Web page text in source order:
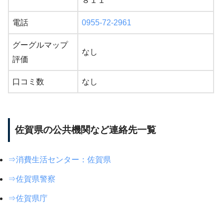
電話 0955-72-2961
グーグルマップ
評価
なし
口コミ数 なし
佐賀県の公共機関など連絡先一覧
⇒消費生活センター：佐賀県
⇒佐賀県警察
⇒佐賀県庁